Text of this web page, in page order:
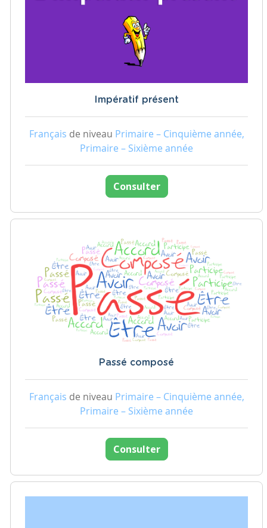
Impératif présent
Français de niveau Primaire – Cinquième année,
Primaire – Sixième année
Consulter
Passé composé
Français de niveau Primaire – Cinquième année,
Primaire – Sixième année
Consulter